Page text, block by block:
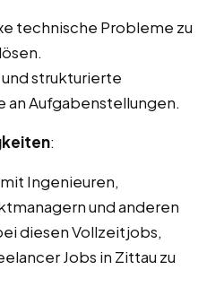
technische Probleme zu
strukturierte
an Aufgabenstellungen.
:
Ingenieuren,
und anderen
diesen Vollzeitjobs,
Jobs in Zittau zu